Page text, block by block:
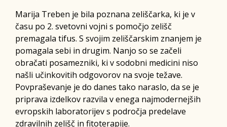
Marija Treben je bila poznana zeliščarka, ki je v
času po 2. svetovni vojni s pomočjo zelišč
premagala tifus. S svojim zeliščarskim znanjem je
pomagala sebi in drugim. Nanjo so se začeli
obračati posamezniki, ki v sodobni medicini niso
našli učinkovitih odgovorov na svoje težave.
Povpraševanje je do danes tako naraslo, da se je
priprava izdelkov razvila v enega najmodernejših
evropskih laboratorijev s področja predelave
zdravilnih zelišč in fitoterapije.